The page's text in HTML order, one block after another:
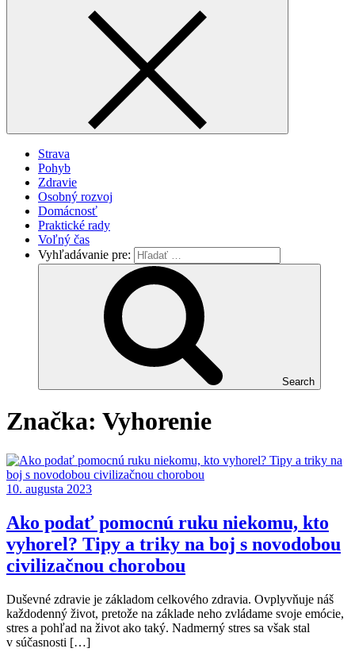
Strava
Pohyb
Zdravie
Osobný rozvoj
Domácnosť
Praktické rady
Voľný čas
Vyhľadávanie pre:
Search
Značka: Vyhorenie
10. augusta 2023
Ako podať pomocnú ruku niekomu, kto
vyhorel? Tipy a triky na boj s novodobou
civilizačnou chorobou
Duševné zdravie je základom celkového zdravia. Ovplyvňuje náš
každodenný život, pretože na základe neho zvládame svoje emócie,
stres a pohľad na život ako taký. Nadmerný stres sa však stal
v súčasnosti […]